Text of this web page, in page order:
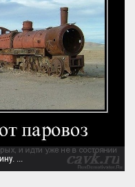
...